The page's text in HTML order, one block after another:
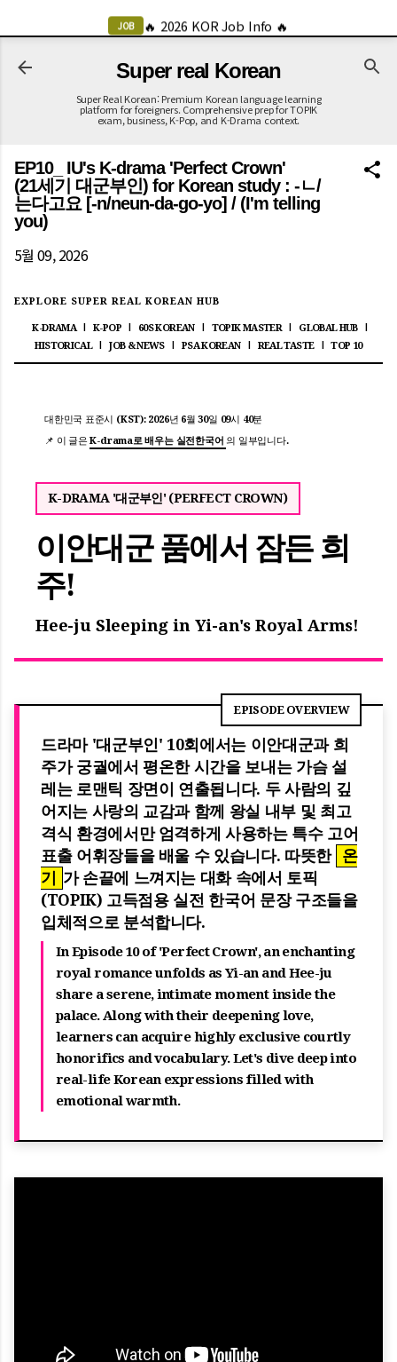
JOB 🔥 2026 KOR Job Info 🔥
기본 콘텐츠로 건너뛰기
Super real Korean
Super Real Korean: Premium Korean language learning
platform for foreigners. Comprehensive prep for TOPIK
exam, business, K-Pop, and K-Drama context.
EP10_ IU's K-drama 'Perfect Crown'
(21세기 대군부인) for Korean study : -ㄴ/
는다고요 [-n/neun-da-go-yo] / (I'm telling
you)
5월 09, 2026
EXPLORE SUPER REAL KOREAN HUB
K-DRAMA K-POP 60S KOREAN TOPIK MASTER GLOBAL HUB
HISTORICAL JOB & NEWS PSA KOREAN REAL TASTE TOP 10
대한민국 표준시 (KST): 2026년 6월 30일 09시 40분
📌 이 글은K-drama로 배우는 실전한국어 의 일부입니다.
K-DRAMA '대군부인' (PERFECT CROWN)
이안대군 품에서 잠든 희
주!
Hee-ju Sleeping in Yi-an's Royal Arms!
드라마 '대군부인' 10회에서는 이안대군과 희
주가 궁궐에서 평온한 시간을 보내는 가슴 설
레는 로맨틱 장면이 연출됩니다. 두 사람의 깊
어지는 사랑의 교감과 함께 왕실 내부 및 최고
격식 환경에서만 엄격하게 사용하는 특수 고어
표출 어휘장들을 배울 수 있습니다. 따뜻한 온
기
가 손끝에 느껴지는 대화 속에서 토픽
(TOPIK) 고득점용 실전 한국어 문장 구조들을
입체적으로 분석합니다.
In Episode 10 of 'Perfect Crown', an enchanting
royal romance unfolds as Yi-an and Hee-ju
share a serene, intimate moment inside the
palace. Along with their deepening love,
learners can acquire highly exclusive courtly
honorifics and vocabulary. Let's dive deep into
real-life Korean expressions filled with
emotional warmth.